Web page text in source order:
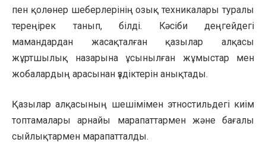
пен қолөнер шеберлерінің озық техникалары туралы
тереңірек танып, білді. Кәсіби деңгейдегі
мамандардан жасақталған қазылар алқасы
жұртшылық назарына ұсынылған жұмыстар мен
жобалардың арасынан үздіктерін анықтады.
Қазылар алқасының шешімімен этностильдегі киім
топтамалары арнайы марапаттармен және бағалы
сыйлықтармен марапатталды.